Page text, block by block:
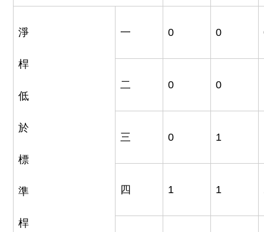
淨
桿
低
於
標
準
桿
一 0 0
二 0 0
三 0 1
四 1 1